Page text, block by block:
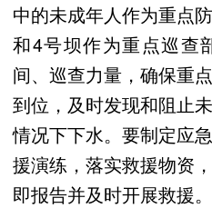
中的未成年人作为重点
和4号坝作为重点巡查
间、巡查力量，确保重
到位，及时发现和阻止
情况下下水。要制定应
援演练，落实救援物资
即报告并及时开展救援。